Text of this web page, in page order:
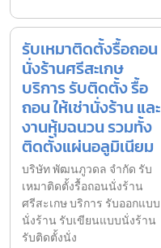
รับเหมาติดตั้งรื้อถอน
นั่งร้านศรีสะเกษ
บริการ รับติดตั้ง รื้อ
ถอน ให้เช่านั่งร้าน และ
งานหุ้มฉนวน รวมทั้ง
ติดตั้งแผ่นอลูมิเนียม
บริษัท พัฒนภูวดล จำกัด รับ
เหมาติดตั้งรื้อถอนนั่งร้าน
ศรีสะเกษ บริการ รับออกแบบ
นั่งร้าน รับเขียนแบบนั่งร้าน
รับติดตั้งนั่ง